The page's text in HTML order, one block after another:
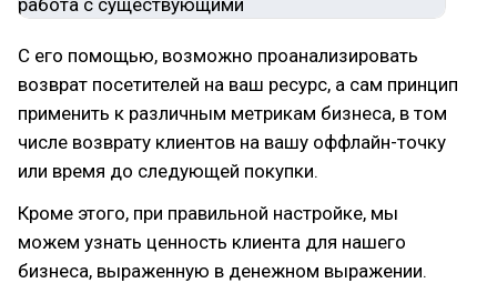
C его помощью, возможно проанализировать
возврат посетителей на ваш ресурс, а сам принцип
применить к различным метрикам бизнеса, в том
числе возврату клиентов на вашу оффлайн-точку
или время до следующей покупки.
Кроме этого, при правильной настройке, мы
можем узнать ценность клиента для нашего
бизнеса, выраженную в денежном выражении.